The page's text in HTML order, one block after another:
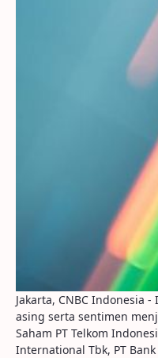
Jakarta, CNBC Indonesia
asing serta sentimen
Saham PT Telkom
International Tbk, PT